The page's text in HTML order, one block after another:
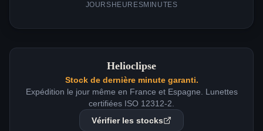
JOURS HEURESMINUTES
Helioclipse
Stock de dernière minute garanti.
Expédition le jour même en France et Espagne. Lunettes
certifiées ISO 12312-2.
Vérifier les stocks